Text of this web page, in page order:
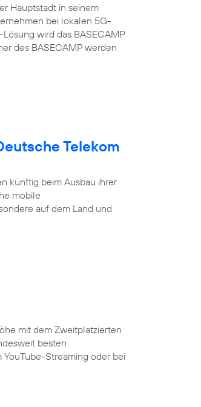
Hauptstadt in seinem
bei lokalen 5G-
wird das BASECAMP
des BASECAMP werden
Telekom
künftig beim Ausbau ihrer
mobile
auf dem Land und
mit dem Zweitplatzierten
besten
Streaming oder bei